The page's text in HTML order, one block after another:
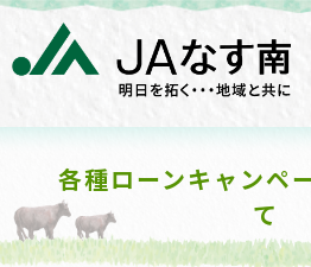
各種ローンキャンペ
て